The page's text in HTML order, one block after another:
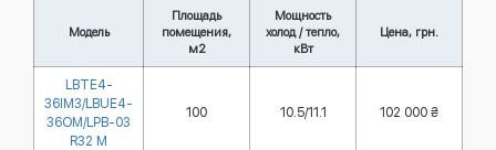
Модель
Площадь
помещения,
м2
Мощность
холод / тепло,
кВт
Цена, грн.
LBTE4-
36IM3/LBUE4-
36OM/LPB-03
R32 M
100 10.5/11.1 102 000 ₴